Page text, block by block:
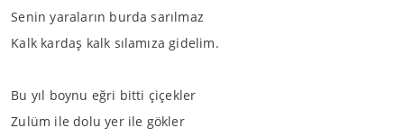
Senin yaraların burda sarılmaz
Kalk kardaş kalk sılamıza gidelim.
Bu yıl boynu eğri bitti çiçekler
Zulüm ile dolu yer ile gökler